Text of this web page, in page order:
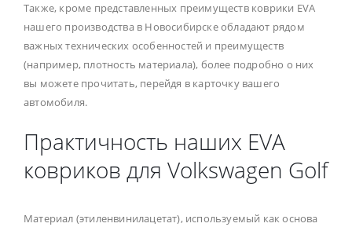
Также, кроме представленных преимуществ коврики EVA
нашего производства в Новосибирске обладают рядом
важных технических особенностей и преимуществ
(например, плотность материала), более подробно о них
вы можете прочитать, перейдя в карточку вашего
автомобиля.
Практичность наших EVA
ковриков для Volkswagen Golf
Материал (этиленвинилацетат), используемый как основа